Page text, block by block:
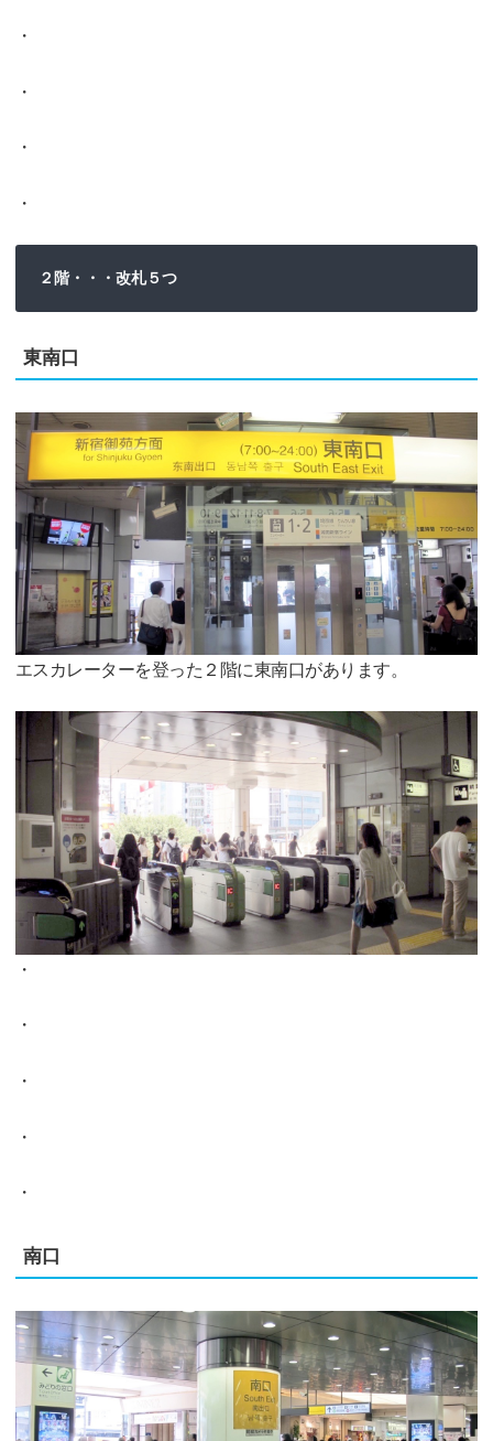
・
・
・
・
２階・・・改札５つ
東南口
エスカレーターを登った２階に東南口があります。
・
・
・
・
・
南口